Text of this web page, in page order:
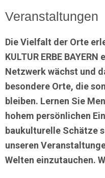
Veranstaltungen
Die Vielfalt der Orte
KULTUR ERBE
Netzwerk wächst und
besondere Orte, die
bleiben. Lernen Sie
hohem persönlichen
baukulturelle Schätze
unseren
Welten einzutauchen.